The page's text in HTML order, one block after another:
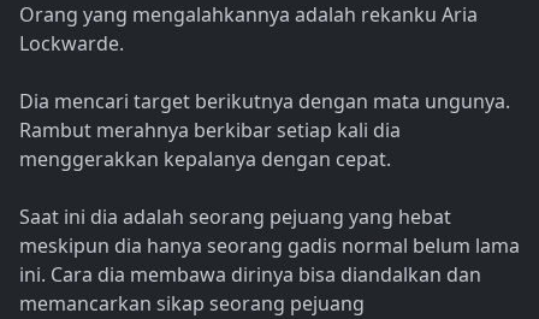
Orang yang mengalahkannya adalah rekanku Aria
Lockwarde.
Dia mencari target berikutnya dengan mata ungunya.
Rambut merahnya berkibar setiap kali dia
menggerakkan kepalanya dengan cepat.
Saat ini dia adalah seorang pejuang yang hebat
meskipun dia hanya seorang gadis normal belum lama
ini. Cara dia membawa dirinya bisa diandalkan dan
memancarkan sikap seorang pejuang